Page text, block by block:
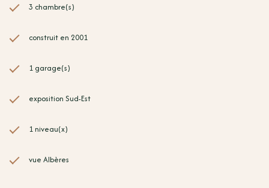
3 chambre(s)
construit en 2001
1 garage(s)
exposition Sud-Est
1 niveau(x)
vue Albères